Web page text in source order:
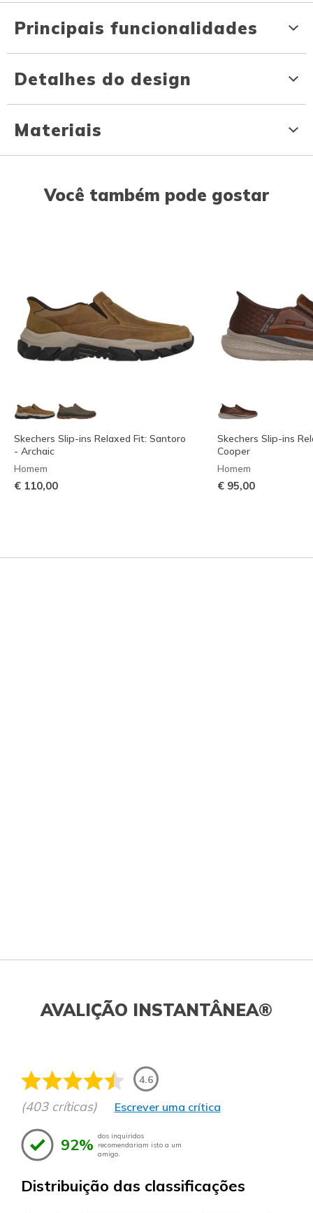
Principais funcionalidades
Detalhes do design
Materiais
Você também pode gostar
Skechers Slip-ins Relaxed Fit: Santoro
- Archaic
Homem
€ 110,00
Skechers Slip-ins
Cooper
Homem
€ 95,00
AVALIÇÃO INSTANTÂNEA®
4.6
(403 críticas) Escrever uma crítica
92% dos inquiridos
recomendariam isto a um
amigo.
Distribuição das classificações